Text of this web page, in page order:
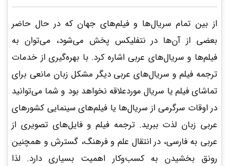
از بین تمام سریال‌‌ها و فیلم‌های جهان که در حال حاضر
بعضی از آن‌ها در نتفلیکس پخش می‌شود، می‌توان به
فیلم‌ها و سریال‌های عربی اشاره کرد. با بهره‌گیری از خدمات
ترجمه فیلم و سریال‌های عربی دیگر مشکل زبان مانعی برای
تماشای فیلم یا سریال موردعلاقه نخواهد بود و شما می‌توانید
در اوقات سرگرمی از سریال‌ها یا فیلم‌های سینمایی کشورهای
عربی زبان لذت ببرید. ترجمه فیلم و فایل‌های تصویری از
عربی به فارسی، در انتقال علم و فرهنگ، گسترش و همچنین
رونق بخشیدن به کسب‌وکار اهمیت بسیاری دارد. لذا